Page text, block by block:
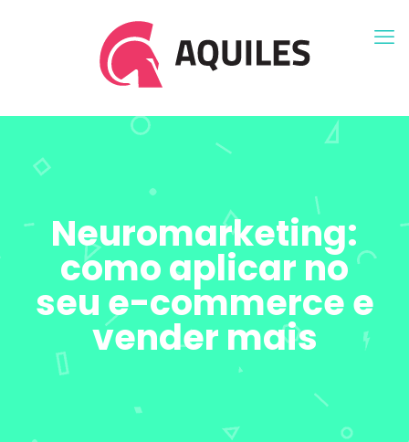
Neuromarketing:
como aplicar no
seu e-commerce e
vender mais